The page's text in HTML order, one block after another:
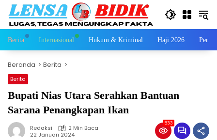
Langsung
konten
Berita Internasional Hukum & Kriminal Haji 2026
Beranda Berita
Berita
Bupati Nias Utara Serahkan Bantuan
Sarana Penangkapan Ikan
Redaksi
2 Min Baca
22 Januari 2024
533